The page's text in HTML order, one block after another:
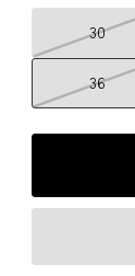
30
36